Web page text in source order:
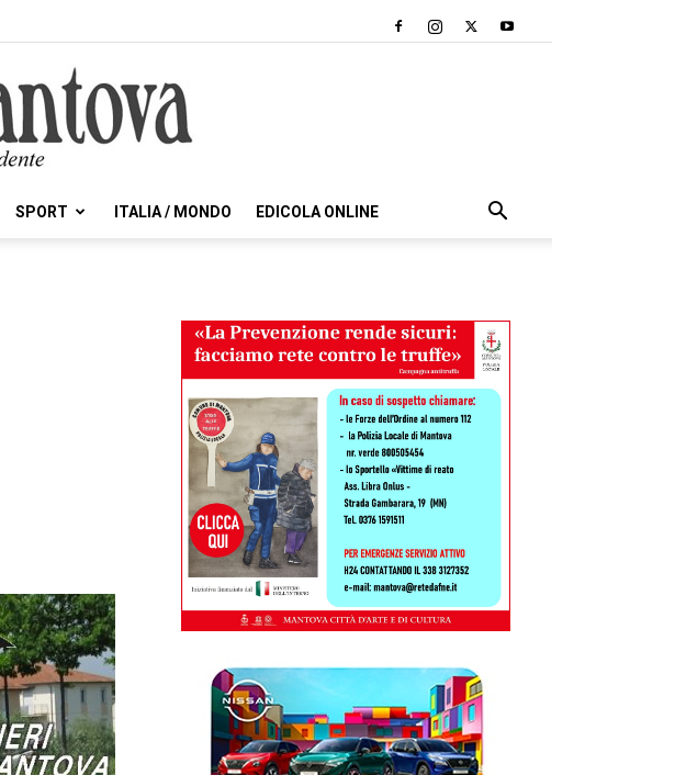
SPORT ITALIA / MONDO EDICOLA ONLINE